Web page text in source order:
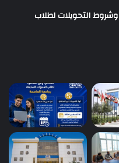
التحويلات لطلاب